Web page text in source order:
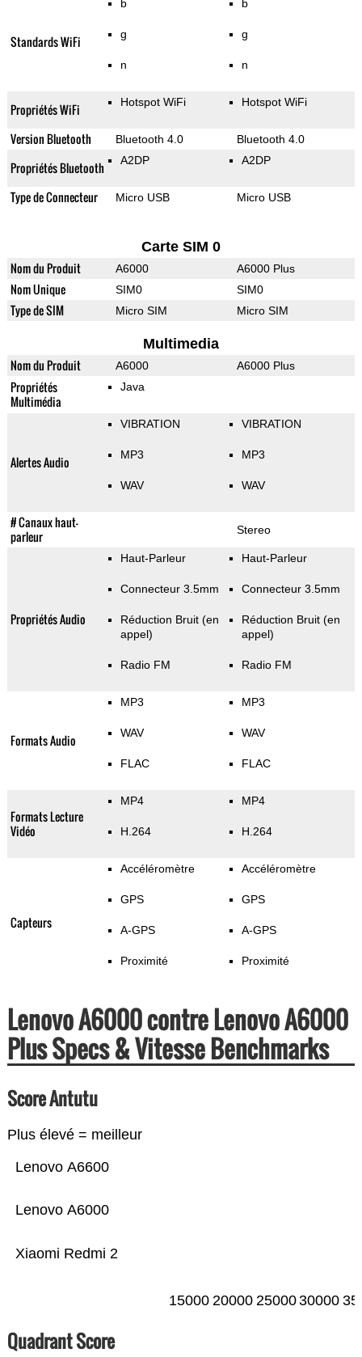
Standards WiFi
b
g
n
b
g
n
Propriétés WiFi Hotspot WiFi Hotspot WiFi
Version Bluetooth Bluetooth 4.0 Bluetooth 4.0
Propriétés Bluetooth A2DP A2DP
Type de Connecteur Micro USB Micro USB
Carte SIM 0
Nom du Produit A6000 A6000 Plus
Nom Unique SIM0 SIM0
Type de SIM Micro SIM Micro SIM
Multimedia
Nom du Produit A6000 A6000 Plus
Propriétés
Multimédia
Java
Alertes Audio
VIBRATION
MP3
WAV
VIBRATION
MP3
WAV
# Canaux haut-
parleur
Stereo
Propriétés Audio
Haut-Parleur
Connecteur 3.5mm
Réduction Bruit (en
appel)
Radio FM
Haut-Parleur
Connecteur 3.5mm
Réduction Bruit (en
appel)
Radio FM
Formats Audio
MP3
WAV
FLAC
MP3
WAV
FLAC
Formats Lecture
Vidéo
MP4
H.264
MP4
H.264
Capteurs
Accéléromètre
GPS
A-GPS
Proximité
Accéléromètre
GPS
A-GPS
Proximité
Lenovo A6000 contre Lenovo A6000
Plus Specs & Vitesse Benchmarks
Score Antutu
Plus élevé = meilleur
Xiaomi Redmi 2
Lenovo A6000
Lenovo A6600
15000 20000 2500030000
Quadrant Score